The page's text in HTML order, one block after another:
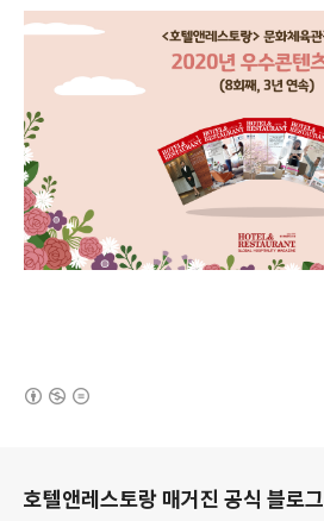
호텔앤레스토랑 매거진 공식 블로그